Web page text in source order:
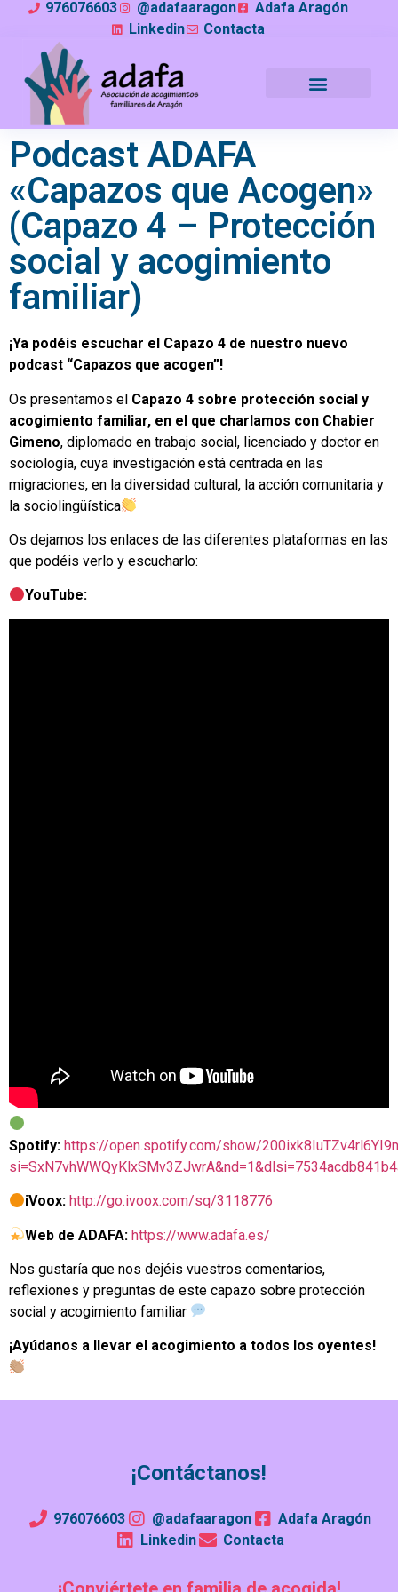
976076603 @adafaaragon
Adafa Aragón
Linkedin
Contacta
Podcast ADAFA
«Capazos que Acogen»
(Capazo 4 – Protección
social y acogimiento
familiar)
¡Ya podéis escuchar el Capazo 4 de nuestro nuevo
podcast “Capazos que acogen”!
Os presentamos el Capazo 4 sobre protección social y
acogimiento familiar, en el que charlamos con Chabier
Gimeno, diplomado en trabajo social, licenciado y doctor en
sociología, cuya investigación está centrada en las
migraciones, en la diversidad cultural, la acción comunitaria y
la sociolingüística
Os dejamos los enlaces de las diferentes plataformas en las
que podéis verlo y escucharlo:
YouTube:
Spotify: https://open.spotify.com/show/
iVoox: http://go.ivoox.com/sq/3118776
Web de ADAFA:https://www.adafa.es/
Nos gustaría que nos dejéis vuestros comentarios,
reflexiones y preguntas de este capazo sobre protección
social y acogimiento familiar
¡Ayúdanos a llevar el acogimiento a todos los oyentes!
¡Contáctanos!
976076603 @adafaaragon
Adafa Aragón
Linkedin
Contacta